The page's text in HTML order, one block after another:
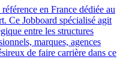
en France dédiée au
Ce Jobboard spécialisé agit
entre les structures
marques, agences
de faire carrière dans ce